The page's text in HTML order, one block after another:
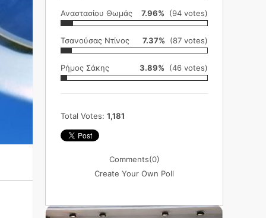
Αναστασίου Θωμάς 7.96% (94 votes)
Τσανούσας Ντίνος 7.37% (87 votes)
Ρήμος Σάκης 3.89% (46 votes)
Total Votes: 1,181
Comments(0)
Create Your Own Poll